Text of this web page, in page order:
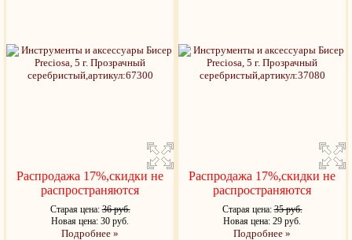
Распродажа 17%,скидки не
распространяются
Старая цена:36 руб.
Новая цена: 30 руб.
Подробнее »
Распродажа 17%,скидки не
распространяются
Старая цена:35 руб.
Новая цена: 29 руб.
Подробнее »